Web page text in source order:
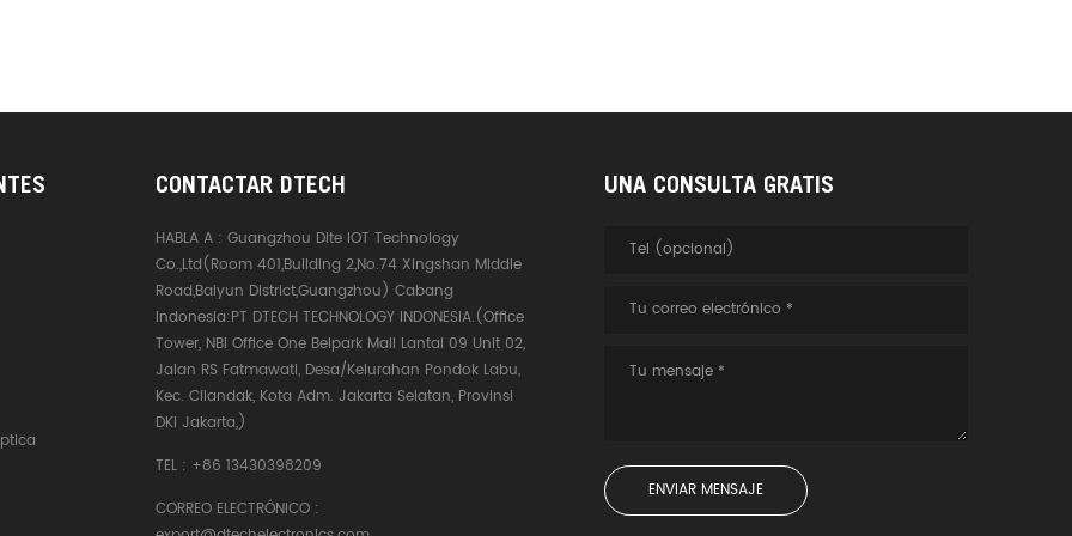
CONTACTAR DTECH
HABLA A :Guangzhou Dite IOT Technology
Co.,Ltd(Room 401,Building 2,No.74 Xingshan Middle
Road,Baiyun District,Guangzhou) Cabang
Indonesia:PT DTECH TECHNOLOGY INDONESIA.(Office
Tower, NBI Office One Belpark Mall Lantai 09 Unit 02,
Jalan RS Fatmawati, Desa/Kelurahan Pondok Labu,
Kec. Cilandak, Kota Adm. Jakarta Selatan, Provinsi
DKI Jakarta,)
TEL : +86 13430398209
CORREO ELECTRÓNICO :
UNA CONSULTA GRATIS